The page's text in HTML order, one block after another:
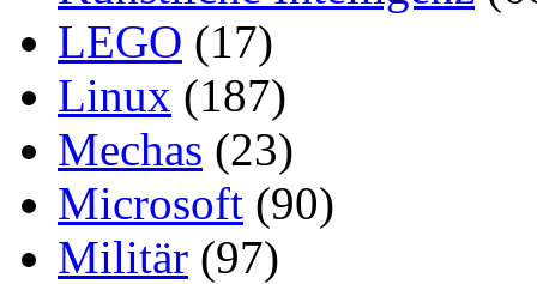
LEGO (17)
Linux (187)
Mechas (23)
Microsoft (90)
Militär (97)